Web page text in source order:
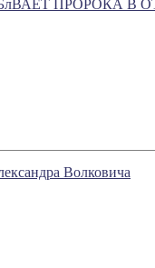
БлВАЕТ ПРОРОКА В
Волковича